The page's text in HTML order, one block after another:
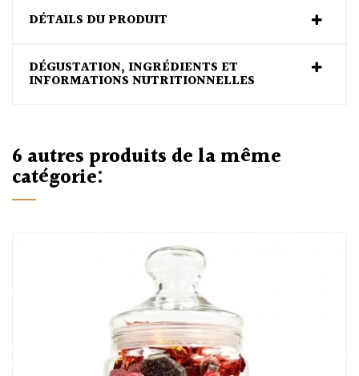
DÉTAILS DU PRODUIT
DÉGUSTATION, INGRÉDIENTS ET
INFORMATIONS NUTRITIONNELLES
6 autres produits de la même
catégorie: